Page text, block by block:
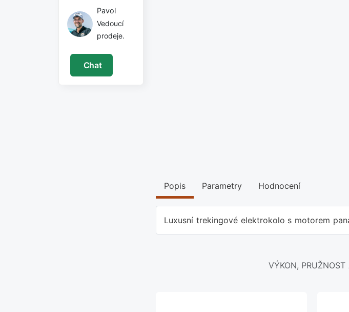
Pavol
Vedoucí
prodeje.
Chat
Popis Parametry Hodnocení
Luxusní trekingové elektrokolo s motorem
VÝKON,